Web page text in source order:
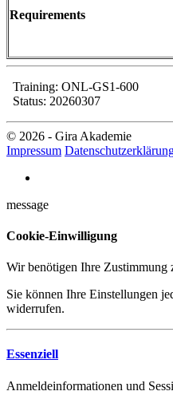
Requirements
Training: ONL-GS1-600
Status: 20260307
© 2026 - Gira Akademie
Impressum
message
Cookie-Einwilligung
Wir benötigen Ihre Zustimmung
Sie können Ihre Einstellungen
widerrufen.
Essenziell
Anmeldeinformationen und